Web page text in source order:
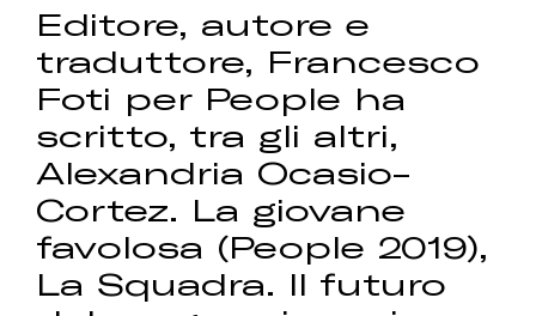
Editore, autore e
traduttore, Francesco
Foti per People ha
scritto, tra gli altri,
Alexandria Ocasio-
Cortez. La giovane
favolosa (People 2019),
La Squadra. Il futuro